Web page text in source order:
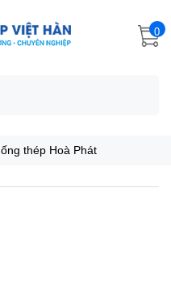
0
ống thép Hoà Phát